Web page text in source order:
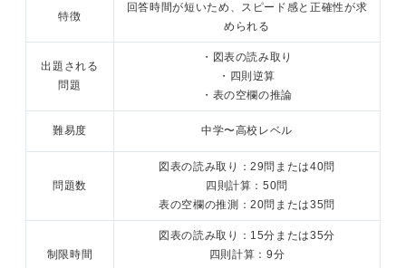
特徴
回答時間が短いため、スピード感と正確性が求
められる
出題される
問題
・図表の読み取り
・四則逆算
・表の空欄の推論
難易度 中学〜高校レベル
問題数
図表の読み取り：29問または40問
四則計算：50問
表の空欄の推測：20問または35問
制限時間
図表の読み取り：15分または35分
四則計算：9分